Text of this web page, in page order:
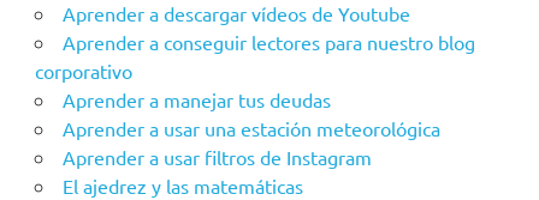
Aprender a descargar vídeos de Youtube
Aprender a conseguir lectores para nuestro blog
corporativo
Aprender a manejar tus deudas
Aprender a usar una estación meteorológica
Aprender a usar filtros de Instagram
El ajedrez y las matemáticas